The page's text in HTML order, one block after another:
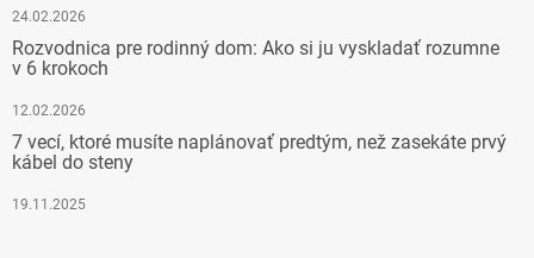
24.02.2026
Rozvodnica pre rodinný dom: Ako si ju vyskladať rozumne
v 6 krokoch
12.02.2026
7 vecí, ktoré musíte naplánovať predtým, než zasekáte prvý
kábel do steny
19.11.2025